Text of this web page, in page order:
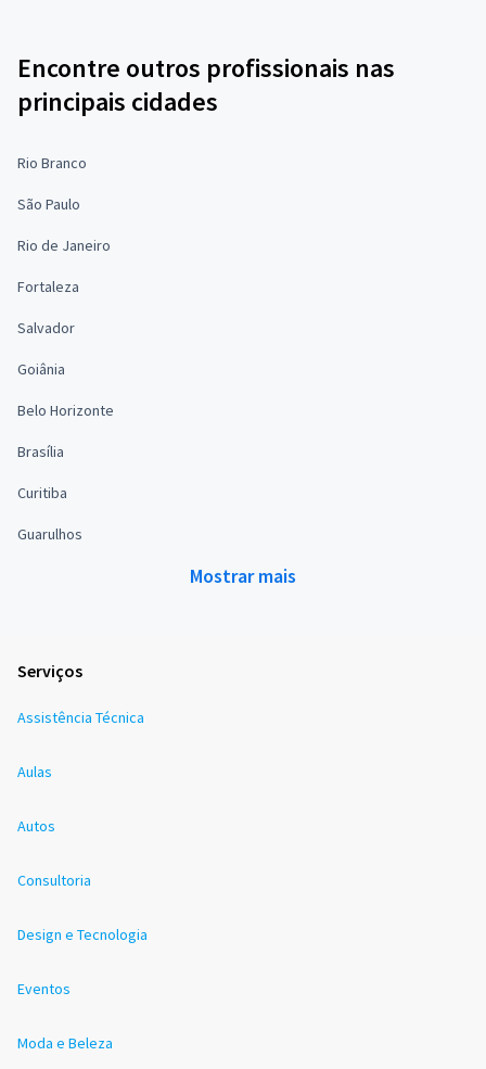
Encontre outros profissionais nas
principais cidades
Rio Branco
São Paulo
Rio de Janeiro
Fortaleza
Salvador
Goiânia
Belo Horizonte
Brasília
Curitiba
Guarulhos
Mostrar mais
Serviços
Assistência Técnica
Aulas
Autos
Consultoria
Design e Tecnologia
Eventos
Moda e Beleza